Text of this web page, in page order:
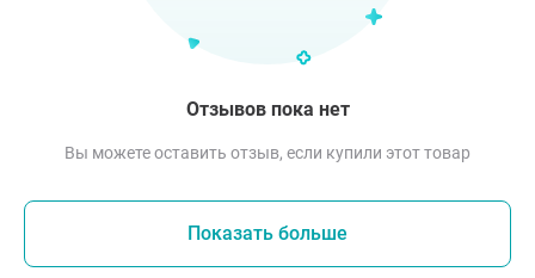
Отзывов пока нет
Вы можете оставить отзыв, если купили этот товар
Показать больше